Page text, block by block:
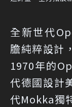
全新世代
膽純粹設計
1970年的
代德國設計
代Mokka獨